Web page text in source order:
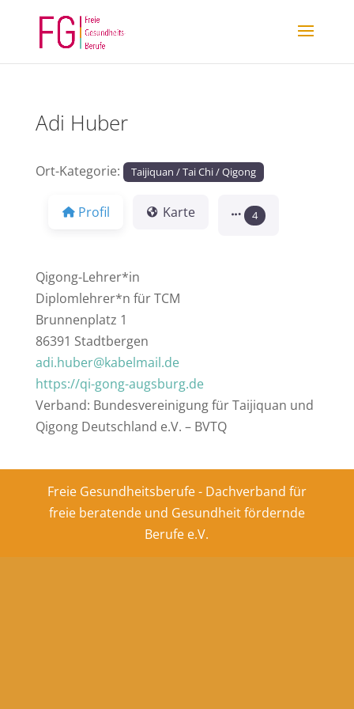
Adi Huber
Ort-Kategorie: Taijiquan / Tai Chi / Qigong
Profil Karte 4
Qigong-Lehrer*in
Diplomlehrer*n für TCM
Brunnenplatz 1
86391 Stadtbergen
adi.huber@kabelmail.de
https://qi-gong-augsburg.de
Verband: Bundesvereinigung für Taijiquan und
Qigong Deutschland e.V. – BVTQ
Freie Gesundheitsberufe - Dachverband für
freie beratende und Gesundheit fördernde
Berufe e.V.